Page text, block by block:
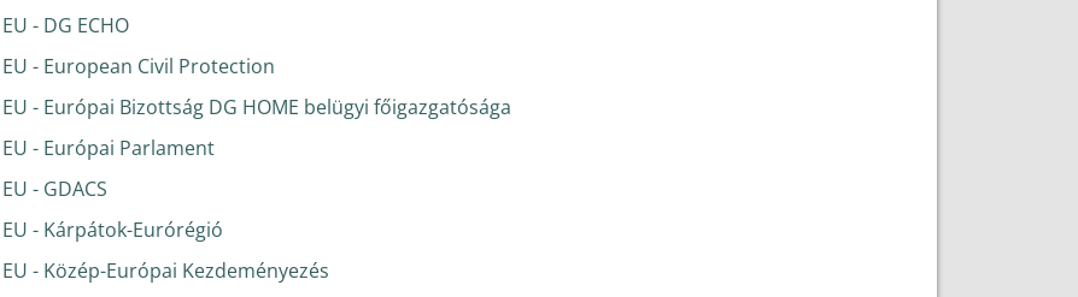
EU - DG ECHO
EU - European Civil Protection
EU - Európai Bizottság DG HOME belügyi főigazgatósága
EU - Európai Parlament
EU - GDACS
EU - Kárpátok-Eurórégió
EU - Közép-Európai Kezdeményezés